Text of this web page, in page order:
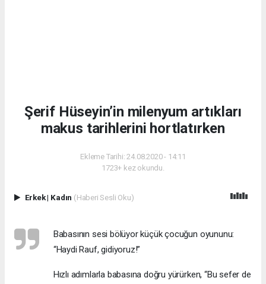
Şerif Hüseyin’in milenyum artıkları
makus tarihlerini hortlatırken
Ekleme Tarihi: 24.08.2020 - 14:11
1723+ kez okundu.
Erkek| Kadın (Haberi Sesli Oku)
Babasının sesi bölüyor küçük çocuğun oyununu:
“Haydi Rauf, gidiyoruz!”
Hızlı adımlarla babasına doğru yürürken, “Bu sefer de